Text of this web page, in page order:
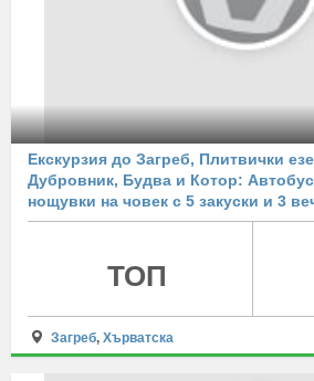
Екскурзия до Загреб, Плитвички
Дубровник, Будва и Котор:
нощувки на човек с 5 закуски и 3
ТОП
Загреб,Хърватска